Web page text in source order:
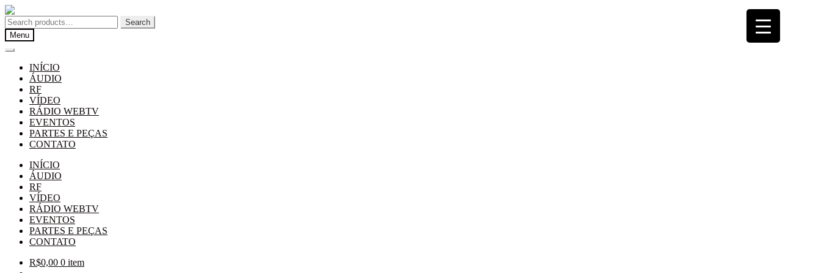
Pular
para
navegação
Pular
para
o
conteúdo
Search
for:
Search
Menu
INÍCIO
ÁUDIO
RF
VÍDEO
RÁDIO WEBTV
EVENTOS
PARTES E PEÇAS
CONTATO
INÍCIO
ÁUDIO
RF
VÍDEO
RÁDIO WEBTV
EVENTOS
PARTES E PEÇAS
CONTATO
R$0,00 0 item